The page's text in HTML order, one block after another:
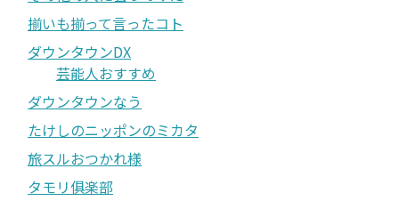
揃いも揃って言ったコト
ダウンタウンDX
芸能人おすすめ
ダウンタウンなう
たけしのニッポンのミカタ
旅スルおつかれ様
タモリ俱楽部